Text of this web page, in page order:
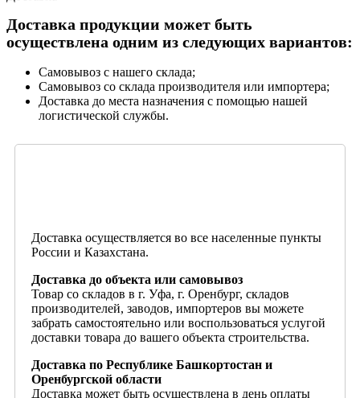
Доставка продукции может быть
осуществлена одним из следующих вариантов:
Самовывоз с нашего склада;
Самовывоз со склада производителя или импортера;
Доставка до места назначения с помощью нашей
логистической службы.
Доставка осуществляется во все населенные пункты
России и Казахстана.
Доставка до объекта или самовывоз
Товар со складов в г. Уфа, г. Оренбург, складов
производителей, заводов, импортеров вы можете
забрать самостоятельно или воспользоваться услугой
доставки товара до вашего объекта строительства.
Доставка по Республике Башкортостан и
Оренбургской области
Доставка может быть осуществлена в день оплаты